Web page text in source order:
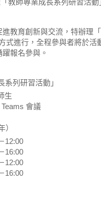
教師專業成長系列研習活
教育創新與交流，特辦理
式進行，全程參與者將於活
報名參與。
列研習活動」
生
會議
）
12:00
16:00
12:00
16:00